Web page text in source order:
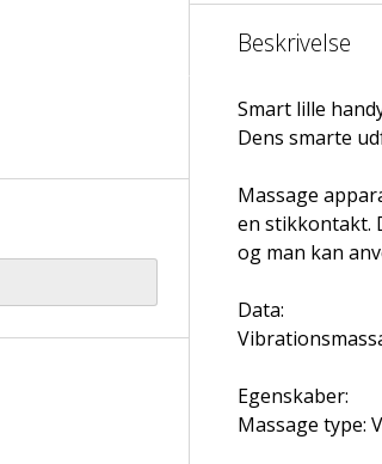
Beskrivelse
Smart lille
Dens smarte
Massage
en stikkontakt.
og man kan
Data:
Egenskaber:
Massage type: